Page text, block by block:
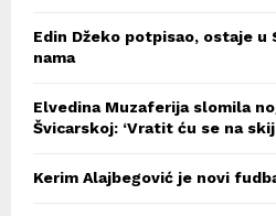
Edin Džeko potpisao, ostaje u
nama
Elvedina Muzaferija slomila
Švicarskoj: ‘Vratit ću se na
Kerim Alajbegović je novi